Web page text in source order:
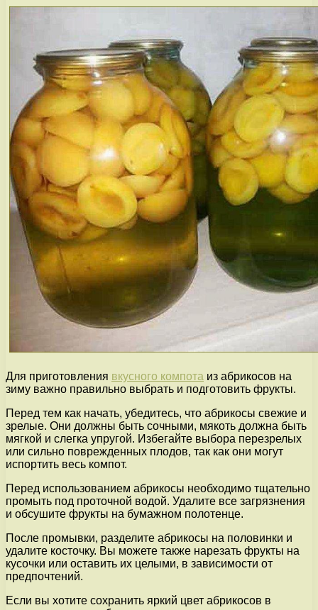
Для приготовления вкусного компота из абрикосов на
зиму важно правильно выбрать и подготовить фрукты.
Перед тем как начать, убедитесь, что абрикосы свежие и
зрелые. Они должны быть сочными, мякоть должна быть
мягкой и слегка упругой. Избегайте выбора перезрелых
или сильно поврежденных плодов, так как они могут
испортить весь компот.
Перед использованием абрикосы необходимо тщательно
промыть под проточной водой. Удалите все загрязнения
и обсушите фрукты на бумажном полотенце.
После промывки, разделите абрикосы на половинки и
удалите косточку. Вы можете также нарезать фрукты на
кусочки или оставить их целыми, в зависимости от
предпочтений.
Если вы хотите сохранить яркий цвет абрикосов в